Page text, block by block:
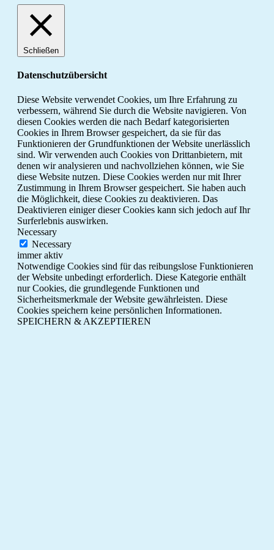
Schließen
Datenschutzübersicht
Diese Website verwendet Cookies, um Ihre Erfahrung zu
verbessern, während Sie durch die Website navigieren. Von
diesen Cookies werden die nach Bedarf kategorisierten
Cookies in Ihrem Browser gespeichert, da sie für das
Funktionieren der Grundfunktionen der Website unerlässlich
sind. Wir verwenden auch Cookies von Drittanbietern, mit
denen wir analysieren und nachvollziehen können, wie Sie
diese Website nutzen. Diese Cookies werden nur mit Ihrer
Zustimmung in Ihrem Browser gespeichert. Sie haben auch
die Möglichkeit, diese Cookies zu deaktivieren. Das
Deaktivieren einiger dieser Cookies kann sich jedoch auf Ihr
Surferlebnis auswirken.
Necessary
Necessary
immer aktiv
Notwendige Cookies sind für das reibungslose Funktionieren
der Website unbedingt erforderlich. Diese Kategorie enthält
nur Cookies, die grundlegende Funktionen und
Sicherheitsmerkmale der Website gewährleisten. Diese
Cookies speichern keine persönlichen Informationen.
SPEICHERN & AKZEPTIEREN